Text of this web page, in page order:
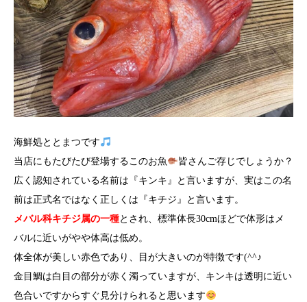
海鮮処ととまつです
当店にもたびたび登場するこのお魚
皆さんご存じでしょうか？
広く認知されている名前は『キンキ』と言いますが、実はこの名
前は正式名ではなく正しくは『キチジ』と言います。
メバル科キチジ属の一種とされ、標準体長30cmほどで体形はメ
バルに近いがやや体高は低め。
体全体が美しい赤色であり、目が大きいのが特徴です(^^♪
金目鯛は白目の部分が赤く濁っていますが、キンキは透明に近い
色合いですからすぐ見分けられると思います